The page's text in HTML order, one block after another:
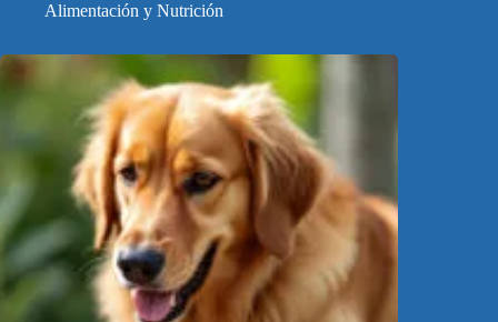
Alimentación y Nutrición